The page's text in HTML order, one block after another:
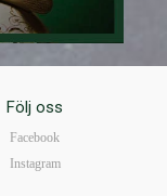
Följ oss
Facebook
Instagram